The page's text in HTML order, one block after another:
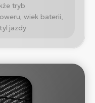
tryb
wiek baterii,
jazdy